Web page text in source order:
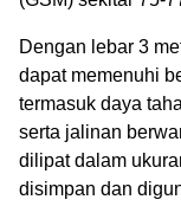
Dengan lebar 3
dapat memenuhi
termasuk daya
serta jalinan
dilipat dalam
disimpan dan